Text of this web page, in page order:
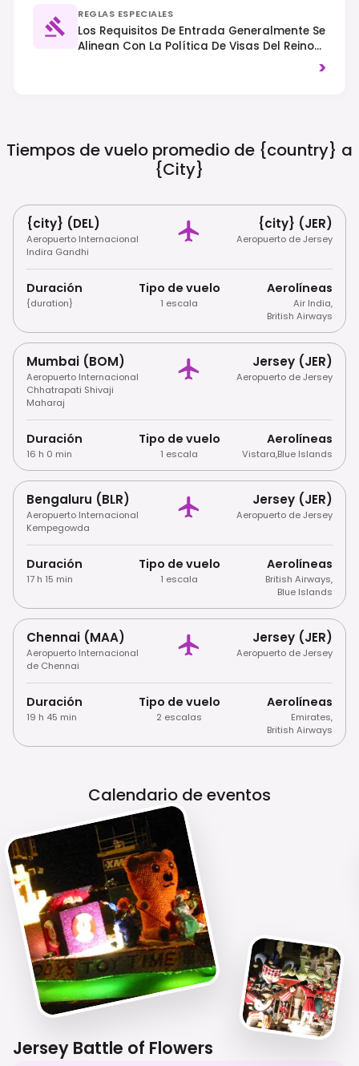
REGLAS ESPECIALES
Los Requisitos De Entrada Generalmente Se
Alinean Con La Política De Visas Del Reino
Británicos/irlandeses Pueden Requerir Una
Izquierda, Y Se Espera Que Los Visitantes
Respeten El Entorno Natural De La Isla.
>
Tiempos de vuelo promedio de {country} a
{city}
{city} (DEL)
Aeropuerto Internacional
Indira Gandhi
{city} (JER)
Aeropuerto de Jersey
Duración
{duration}
Tipo de vuelo
1 escala
Aerolíneas
Air India,
British Airways
Mumbai (BOM)
Aeropuerto Internacional
Chhatrapati Shivaji
Maharaj
Jersey (JER)
Aeropuerto de Jersey
Duración
16 h 0 min
Tipo de vuelo
1 escala
Aerolíneas
Vistara,Blue Islands
Bengaluru (BLR)
Aeropuerto Internacional
Kempegowda
Jersey (JER)
Aeropuerto de Jersey
Duración
17 h 15 min
Tipo de vuelo
1 escala
Aerolíneas
British Airways,
Blue Islands
Chennai (MAA)
Aeropuerto Internacional
de Chennai
Jersey (JER)
Aeropuerto de Jersey
Duración
19 h 45 min
Tipo de vuelo
2 escalas
Aerolíneas
Emirates,
British Airways
Calendario de eventos
Jersey Battle of Flowers